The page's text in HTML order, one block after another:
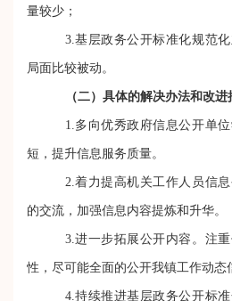
量较少 ；
3.基层政务公开标准化规范
局面比较被动。
（二）具体的解决办法和改进
1.多向优秀政府信息公开单
短，提升信息服务质量。
2.着力提高机关工作人员信
的交流，加强信息内容提炼和升华。
3.进一步拓展公开内容。注
性，尽可能全面的公开我镇工作动态
4. 持续推进基层政务公开标